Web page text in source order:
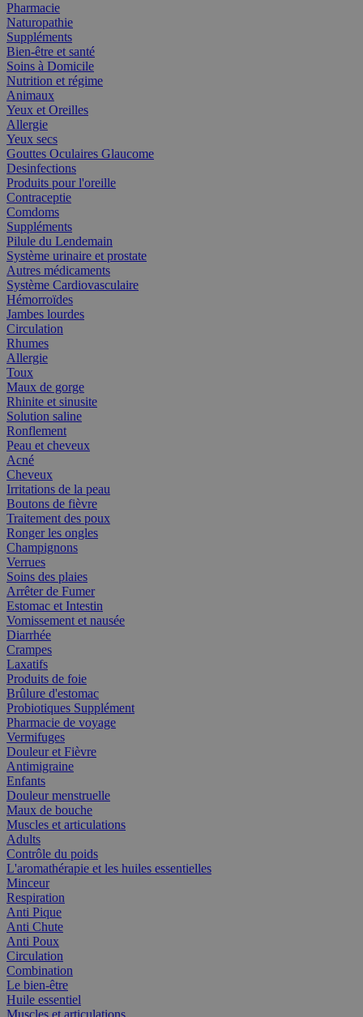
Pharmacie
Naturopathie
Suppléments
Bien-être et santé
Soins à Domicile
Nutrition et régime
Animaux
Yeux et Oreilles
Allergie
Yeux secs
Gouttes Oculaires Glaucome
Desinfections
Produits pour l'oreille
Contraceptie
Comdoms
Suppléments
Pilule du Lendemain
Système urinaire et prostate
Autres médicaments
Système Cardiovasculaire
Hémorroïdes
Jambes lourdes
Circulation
Rhumes
Allergie
Toux
Maux de gorge
Rhinite et sinusite
Solution saline
Ronflement
Peau et cheveux
Acné
Cheveux
Irritations de la peau
Boutons de fièvre
Traitement des poux
Ronger les ongles
Champignons
Verrues
Soins des plaies
Arrêter de Fumer
Estomac et Intestin
Vomissement et nausée
Diarrhée
Crampes
Laxatifs
Produits de foie
Brûlure d'estomac
Probiotiques Supplément
Pharmacie de voyage
Vermifuges
Douleur et Fièvre
Antimigraine
Enfants
Douleur menstruelle
Maux de bouche
Muscles et articulations
Adults
Contrôle du poids
L'aromathérapie et les huiles essentielles
Minceur
Respiration
Anti Pique
Anti Chute
Anti Poux
Circulation
Combination
Le bien-être
Huile essentiel